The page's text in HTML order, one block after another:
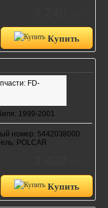
Купить
FD-
1999-2001
номер: 5442038000
POLCAR
Купить